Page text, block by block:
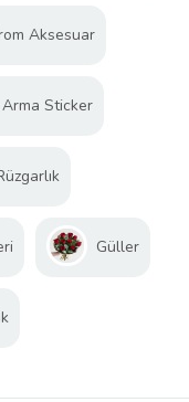
Aksesuar
Arma Sticker
Güller